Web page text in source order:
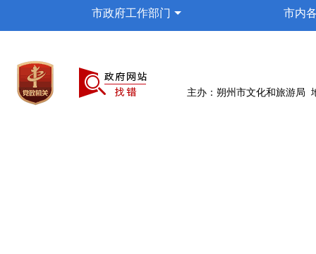
市政府工作部门 市内
主办：朔州市文化和旅游局